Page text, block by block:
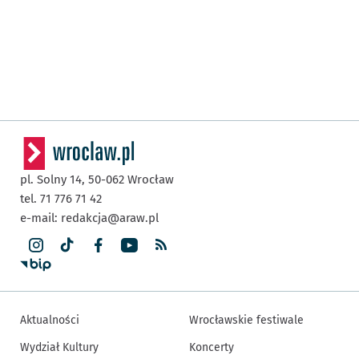
pl. Solny 14, 50-062 Wrocław
tel. 71 776 71 42
e-mail: redakcja@araw.pl
Aktualności
Wydział Kultury
Wrocławskie festiwale
Koncerty